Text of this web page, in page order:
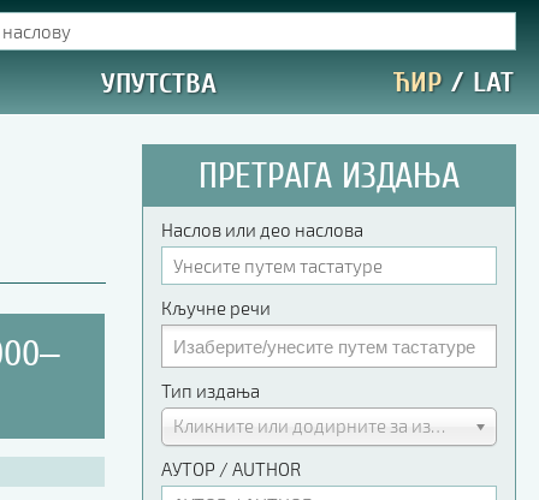
УПУТСТВА ЋИР / LAT
ПРЕТРАГА ИЗДАЊА
Наслов или део наслова
Кључне речи
Тип издања
Кликните или додирните за избор
АУТОР / AUTHOR